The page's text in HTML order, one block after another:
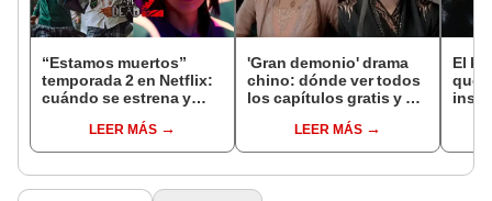
“Estamos muertos”
temporada 2 en Netflix:
cuándo se estrena y
temporadaLEER MÁS
'Gran demonio' drama
chino: dónde ver todos
los capítulos gratis y en
LEER MÁS
El k-
que